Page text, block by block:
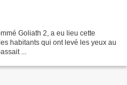
Goliath 2, a eu lieu cette
habitants qui ont levé les yeux au
...